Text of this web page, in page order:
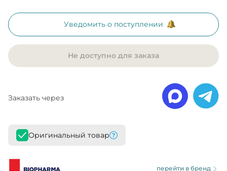
Уведомить о поступлении
Не доступно для заказа
Заказать через
Оригинальный товар
перейти в бренд